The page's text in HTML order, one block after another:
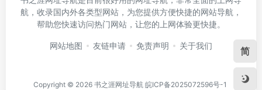
航，收录国内外各类型网站，为您提供方便快捷的网站导航，
帮助您快速访问热门网站，让您的上网体验更快捷。
网站地图 友链申请 免责声明 关于我们
Copyright © 2026 书之涯网址导航 皖ICP备2025072596号-1
简